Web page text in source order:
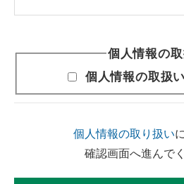
個人情報の
個人情報の取扱
個人情報の取り扱い
確認画面へ進んで